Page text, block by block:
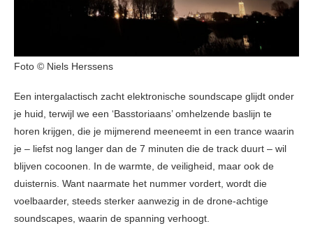
Foto © Niels Herssens
Een intergalactisch zacht elektronische soundscape glijdt onder
je huid, terwijl we een ‘Basstoriaans’ omhelzende baslijn te
horen krijgen, die je mijmerend meeneemt in een trance waarin
je – liefst nog langer dan de 7 minuten die de track duurt – wil
blijven cocoonen. In de warmte, de veiligheid, maar ook de
duisternis. Want naarmate het nummer vordert, wordt die
voelbaarder, steeds sterker aanwezig in de drone-achtige
soundscapes, waarin de spanning verhoogt.